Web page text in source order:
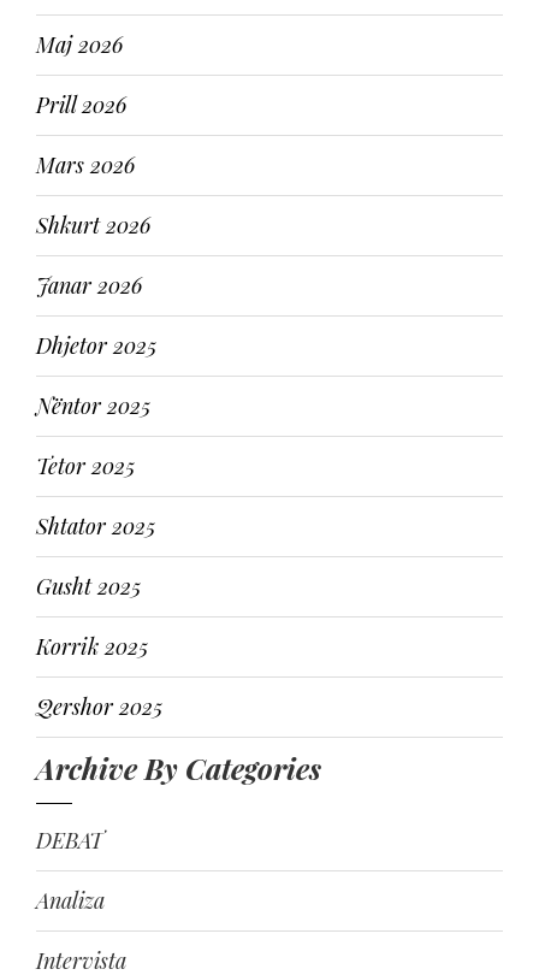
Maj 2026
Prill 2026
Mars 2026
Shkurt 2026
Janar 2026
Dhjetor 2025
Nëntor 2025
Tetor 2025
Shtator 2025
Gusht 2025
Korrik 2025
Qershor 2025
Archive By Categories
DEBAT
Analiza
Intervista